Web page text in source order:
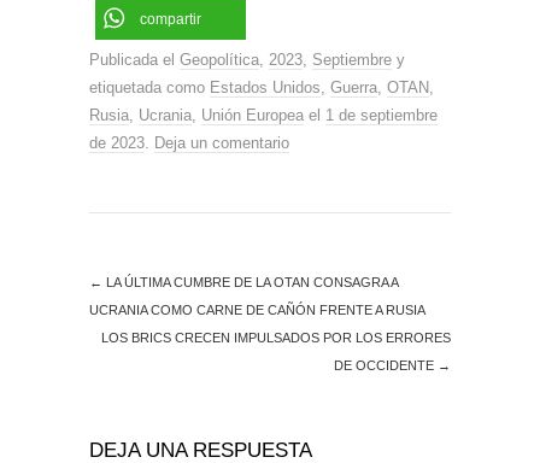
compartir
Publicada el Geopolítica, 2023, Septiembre y
etiquetada como Estados Unidos, Guerra, OTAN,
Rusia, Ucrania, Unión Europea el 1 de septiembre
de 2023. Deja un comentario
←
LA ÚLTIMA CUMBRE DE LA OTAN CONSAGRA A
UCRANIA COMO CARNE DE CAÑÓN FRENTE A RUSIA
LOS BRICS CRECEN IMPULSADOS POR LOS ERRORES
DE OCCIDENTE →
DEJA UNA RESPUESTA